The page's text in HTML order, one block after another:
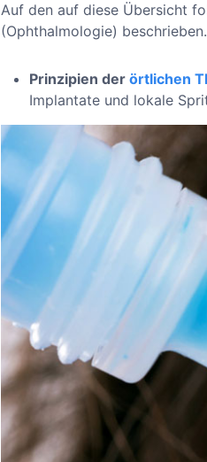
Auf den auf diese Übersicht
(Ophthalmologie)
Prinzipien der örtlichen
Implantate und lokale